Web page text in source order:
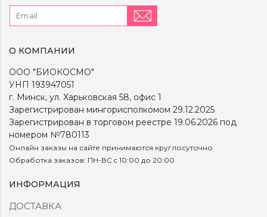
О КОМПАНИИ
ООО "БИОКОСМО"
УНП 193947051
г. Минск, ул. Харьковская 58, офис 1
Зарегистрирован мингорисполкомом 29.12.2025
Зарегистрирован в торговом реестре 19.06.2026 под
номером №780113
Онлайн заказы на сайте принимаются круглосуточно
Обработка заказов: ПН-ВС c 10:00 до 20:00
ИНФОРМАЦИЯ
ДОСТАВКА